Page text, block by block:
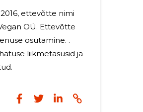
ettevõtte nimi
Ettevõtte
osutamine. .
liikmetasusid ja